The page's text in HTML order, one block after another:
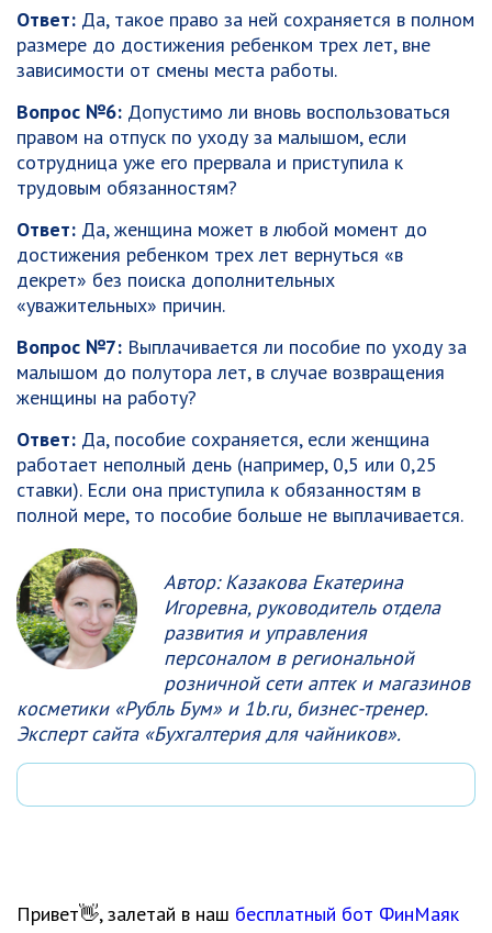
Ответ: Да, такое право за ней сохраняется в полном
размере до достижения ребенком трех лет, вне
зависимости от смены места работы.
Вопрос №6: Допустимо ли вновь воспользоваться
правом на отпуск по уходу за малышом, если
сотрудница уже его прервала и приступила к
трудовым обязанностям?
Ответ: Да, женщина может в любой момент до
достижения ребенком трех лет вернуться «в
декрет» без поиска дополнительных
«уважительных» причин.
Вопрос №7: Выплачивается ли пособие по уходу за
малышом до полутора лет, в случае возвращения
женщины на работу?
Ответ: Да, пособие сохраняется, если женщина
работает неполный день (например, 0,5 или 0,25
ставки). Если она приступила к обязанностям в
полной мере, то пособие больше не выплачивается.
Автор: Казакова Екатерина
Игоревна, руководитель отдела
развития и управления
персоналом в региональной
розничной сети аптек и магазинов
косметики «Рубль Бум» и 1b.ru, бизнес-тренер.
Эксперт сайта «Бухгалтерия для чайников».
Привет👋, залетай в наш бесплатный бот ФинМаяк